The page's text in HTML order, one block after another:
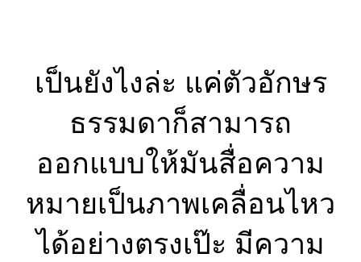
เป็นยังไงล่ะ แค่ตัวอักษร
ธรรมดาก็สามารถ
ออกแบบให้มันสื่อความ
หมายเป็นภาพเคลื่อนไหว
ได้อย่างตรงเป๊ะ มีความ